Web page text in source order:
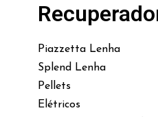
Piazzetta Lenha
Splend Lenha
Pellets
Elétricos